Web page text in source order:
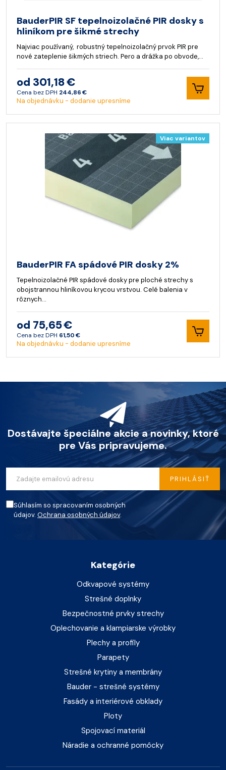
BauderPIR SF tepelnoizolačné PIR dosky s
hliníkom pre šikmé strechy
Najviac používaný, robustný tepelnoizolačný prvok PIR pre
nové zateplenie šikmých striech. Pero a drážka po obvode,…
od 301,18 €
Cena bez DPH 244,86 €
Na objednávku - dodanie upresníme
Viac variantov
BauderPIR FA spádové PIR dosky 2%
Tepelnoizolačné PIR spádové dosky pre ploché strechy s
obojstrannou hliníkovou krycou vrstvou. Celé balenia v
rôznych…
od 75,65 €
Cena bez DPH 61,50 €
Na objednávku - dodanie upresníme
Dostávajte špeciálne akcie a novinky, ktoré
pre Vás pripravujeme.
Súhlasím so spracovaním osobných
údajov. Ochrana osobných údajov.
PRIHLÁSIŤ
Kategórie
Odkvapové systémy
Strešné doplnky
Bezpečnostné prvky strechy
Oplechovanie a klampiarske výrobky
Plechy a profily
Parapety
Strešné krytiny a membrány
Bauder - strešné systémy
Fasády a interiérové obklady
Ploty
Spojovací materiál
Náradie a ochranné pomôcky